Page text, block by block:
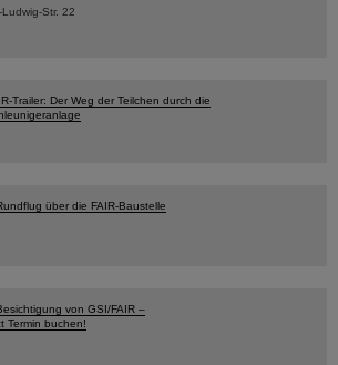
Ludwig-Str. 22
Trailer: Der Weg der Teilchen durch die
über die FAIR-Baustelle
von GSI/FAIR –
Termin buchen!